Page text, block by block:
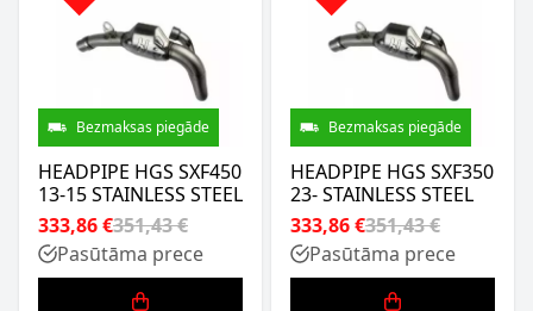
Bezmaksas piegāde
HEADPIPE HGS SXF450
13-15 STAINLESS STEEL
333,86 €351,43 €
Pasūtāma prece
Bezmaksas piegāde
HEADPIPE HGS SXF350
23- STAINLESS STEEL
333,86 €351,43 €
Pasūtāma prece